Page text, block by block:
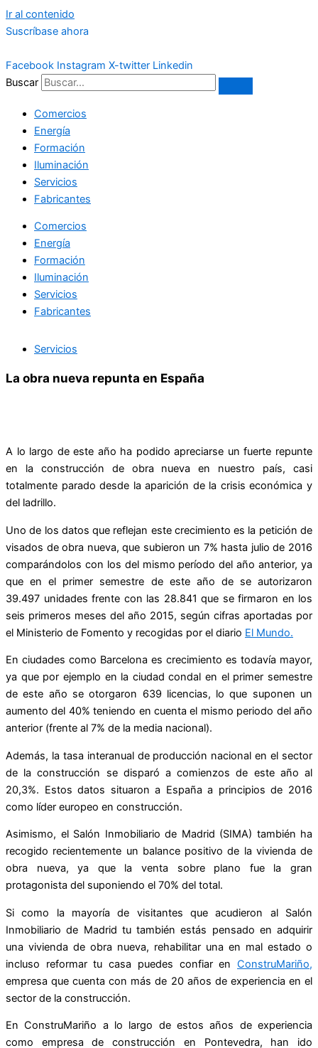
Ir al contenido
Suscríbase ahora
Facebook Instagram X-twitter Linkedin
Buscar
Comercios
Energía
Formación
Iluminación
Servicios
Fabricantes
Comercios
Energía
Formación
Iluminación
Servicios
Fabricantes
Servicios
La obra nueva repunta en España
A lo largo de este año ha podido apreciarse un fuerte repunte
en la construcción de obra nueva en nuestro país, casi
totalmente parado desde la aparición de la crisis económica y
del ladrillo.
Uno de los datos que reflejan este crecimiento es la petición de
visados de obra nueva, que subieron un 7% hasta julio de 2016
comparándolos con los del mismo período del año anterior, ya
que en el primer semestre de este año de se autorizaron
39.497 unidades frente con las 28.841 que se firmaron en los
seis primeros meses del año 2015, según cifras aportadas por
el Ministerio de Fomento y recogidas por el diario El Mundo.
En ciudades como Barcelona es crecimiento es todavía mayor,
ya que por ejemplo en la ciudad condal en el primer semestre
de este año se otorgaron 639 licencias, lo que suponen un
aumento del 40% teniendo en cuenta el mismo periodo del año
anterior (frente al 7% de la media nacional).
Además, la tasa interanual de producción nacional en el sector
de la construcción se disparó a comienzos de este año al
20,3%. Estos datos situaron a España a principios de 2016
como líder europeo en construcción.
Asimismo, el Salón Inmobiliario de Madrid (SIMA) también ha
recogido recientemente un balance positivo de la vivienda de
obra nueva, ya que la venta sobre plano fue la gran
protagonista del suponiendo el 70% del total.
Si como la mayoría de visitantes que acudieron al Salón
Inmobiliario de Madrid tu también estás pensado en adquirir
una vivienda de obra nueva, rehabilitar una en mal estado o
incluso reformar tu casa puedes confiar en ConstruMariño,
empresa que cuenta con más de 20 años de experiencia en el
sector de la construcción.
En ConstruMariño a lo largo de estos años de experiencia
como empresa de construcción en Pontevedra, han ido